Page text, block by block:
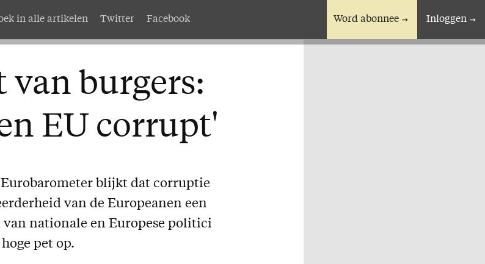
Word abonnee Inloggen
Service
Adreswijziging
Nabestellen
Vragen en opmerkingen
in alle artikelen Twitter Facebook
burgers:
EU corrupt'
blijkt dat corruptie
van de Europeanen een
nationale en Europese politici
pet op.